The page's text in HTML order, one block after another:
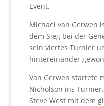
Event.
Michael van Gerwen
dem Sieg bei der
sein viertes Turnier
hintereinander
Van Gerwen startete
Nicholson ins
Steve West mit dem